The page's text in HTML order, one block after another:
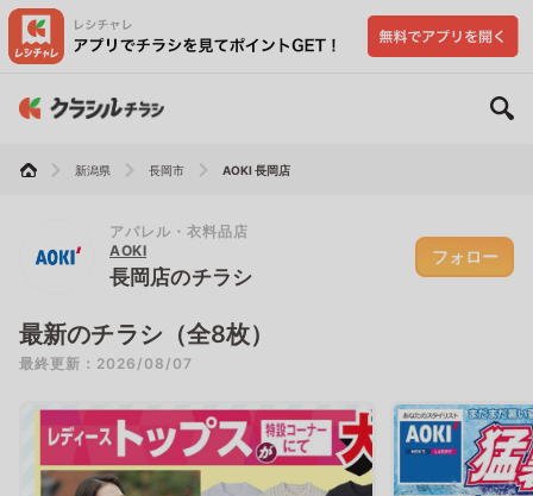
新潟県 長岡市 AOKI 長岡店
アパレル・衣料品店
AOKI
長岡店のチラシ
フォロー
最新のチラシ（全8枚）
最終更新：2026/08/07